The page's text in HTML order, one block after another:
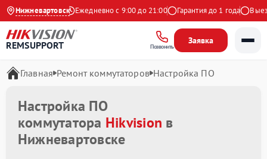
Нижневартовск
4.9 на Яндекс Ежедневно с 9:00 до 21:00 Гарантия до 1 года Выезд
REMSUPPORT Позвонить
Заявка
Главная Ремонт коммутаторов Настройка ПО
Настройка ПО
коммутатора Hikvision в
Нижневартовске